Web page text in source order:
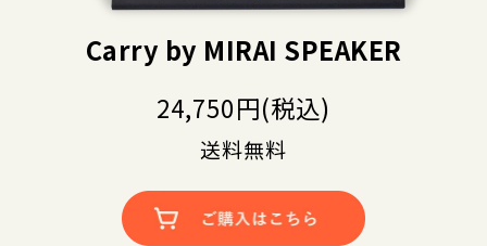
Carry by MIRAI SPEAKER
24,750円(税込)
送料無料